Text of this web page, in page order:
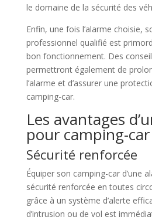
le domaine de la sécurité des
Enfin, une fois l’alarme choisie,
professionnel qualifié est
bon fonctionnement. Des
permettront également de
l’alarme et d’assurer une
camping-car.
Les avantages
pour camping-car
Sécurité renforcée
Équiper son camping-car d’une
sécurité renforcée en toutes
grâce à un système d’alerte
d’intrusion ou de vol est